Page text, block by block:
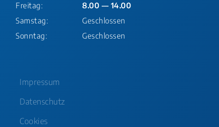
Freitag:
8.00 — 14.00
Samstag:
Geschlossen
Sonntag:
Geschlossen
Impressum
Datenschutz
Cookies